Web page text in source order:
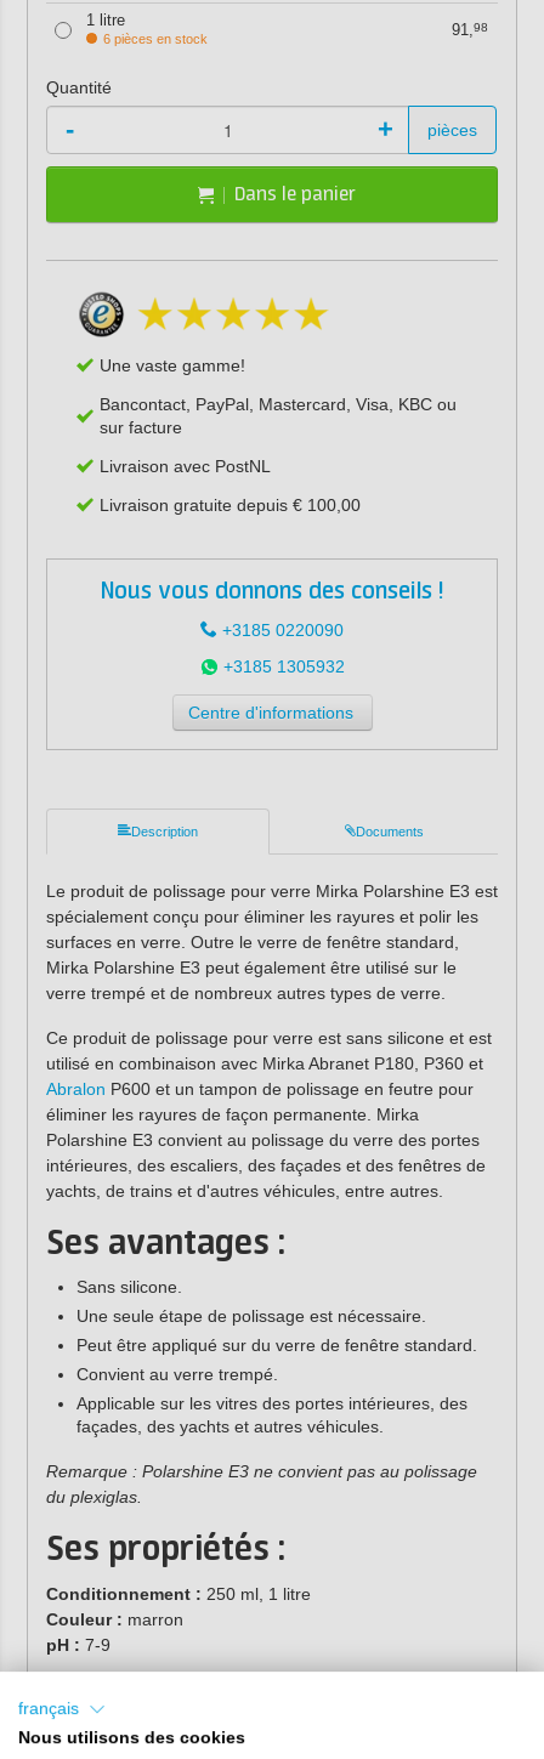
1 litre
6 pièces en stock 91,98
Quantité
- + pièces
Dans le panier
Une vaste gamme!
Bancontact, PayPal, Mastercard, Visa, KBC ou
sur facture
Livraison avec PostNL
Livraison gratuite depuis € 100,00
Nous vous donnons des conseils !
+3185 0220090
+3185 1305932
Centre d'informations
Description Documents
Le produit de polissage pour verre Mirka Polarshine E3 est
spécialement conçu pour éliminer les rayures et polir les
surfaces en verre. Outre le verre de fenêtre standard,
Mirka Polarshine E3 peut également être utilisé sur le
verre trempé et de nombreux autres types de verre.
Ce produit de polissage pour verre est sans silicone et est
utilisé en combinaison avec Mirka Abranet P180, P360 et
Abralon P600 et un tampon de polissage en feutre pour
éliminer les rayures de façon permanente. Mirka
Polarshine E3 convient au polissage du verre des portes
intérieures, des escaliers, des façades et des fenêtres de
yachts, de trains et d'autres véhicules, entre autres.
Ses avantages :
Sans silicone.
Une seule étape de polissage est nécessaire.
Peut être appliqué sur du verre de fenêtre standard.
Convient au verre trempé.
Applicable sur les vitres des portes intérieures, des
façades, des yachts et autres véhicules.
Remarque : Polarshine E3 ne convient pas au polissage
du plexiglas.
Ses propriétés :
Conditionnement : 250 ml, 1 litre
Couleur : marron
pH : 7-9
français
Nous utilisons des cookies